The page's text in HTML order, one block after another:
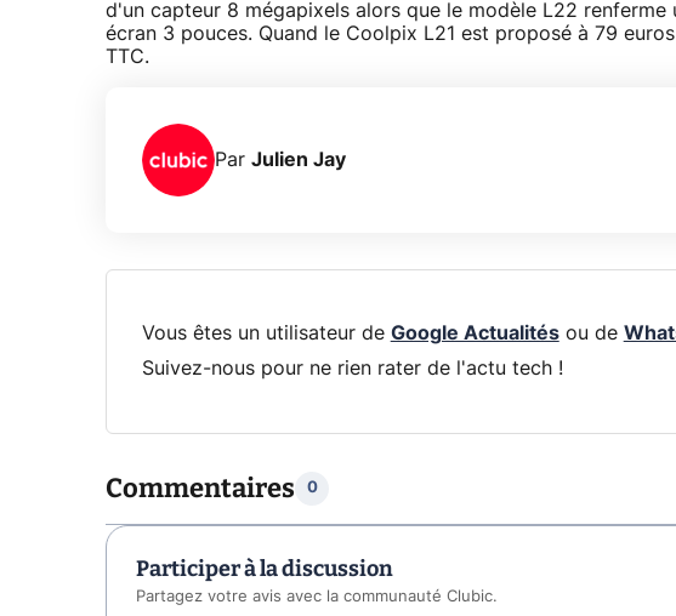
d'un capteur 8 mégapixels alors que le modèle L22
écran 3 pouces. Quand le Coolpix L21 est proposé à 79
TTC.
Par Julien Jay
Vous êtes un utilisateur de Google Actualitésou de
Suivez-nous pour ne rien rater de l'actu tech !
Commentaires 0
Participer à la discussion
Partagez votre avis avec la communauté Clubic.